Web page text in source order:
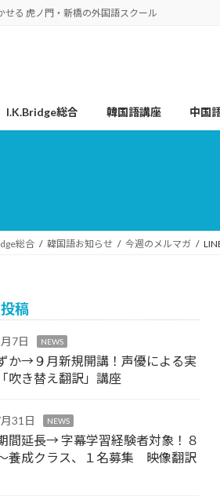
せる 虎ノ門・新橋の外国語スクール
I.K.Bridge総合 韓国語講座 中国
総合 韓国語お知らせ 今週のメルマガ
稿
7日 NEWS
か→９月新規開講！声優による実
吹き替え翻訳」講座
31日 NEWS
間延長→ 字幕学習経験者対象！８
養成クラス、１名募集 映像翻訳